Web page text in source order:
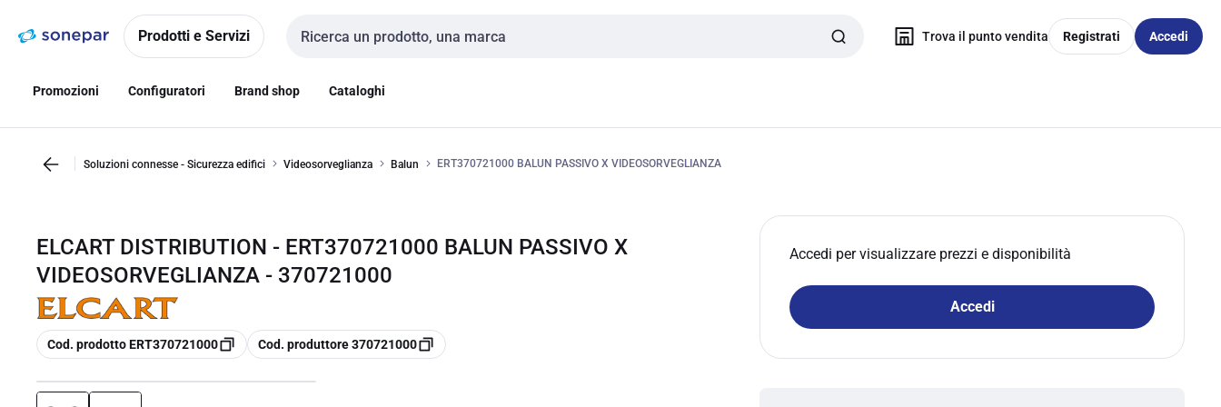
navigazionealla
Prodotti e Servizi
Cerca input
Trova il punto vendita Registrati Accedi
Promozioni Configuratori Brand shop Cataloghi
Soluzioni connesse - Sicurezza edifici Videosorveglianza Balun ERT370721000 BALUN PASSIVO X VIDEOSORVEGLIANZA
ELCART DISTRIBUTION - ERT370721000 BALUN PASSIVO X
VIDEOSORVEGLIANZA - 370721000
copia
Cod. prodotto ERT370721000 copia
Cod. produttore 370721000
Accedi per visualizzare prezzi e disponibilità
Accedi